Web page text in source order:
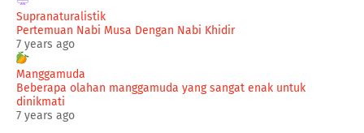
Supranaturalistik
Pertemuan Nabi Musa Dengan Nabi Khidir
7 years ago
Manggamuda
Beberapa olahan manggamuda yang sangat enak untuk
dinikmati
7 years ago